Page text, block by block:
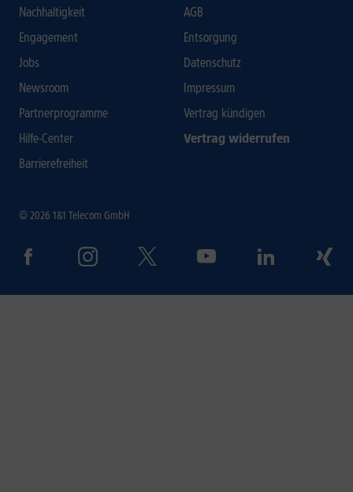
Nachhaltigkeit
Engagement
Jobs
Newsroom
Partnerprogramme
Hilfe-Center
Barrierefreiheit
AGB
Entsorgung
Datenschutz
Impressum
Vertrag kündigen
Vertrag widerrufen
© 2026 1&1 Telecom GmbH